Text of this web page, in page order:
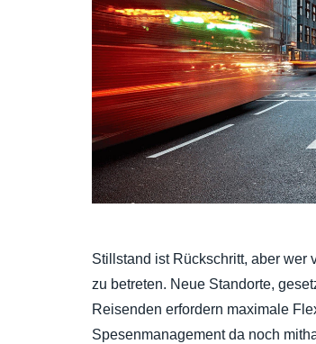
Stillstand ist Rückschritt, aber wer
zu betreten. Neue Standorte,
Reisenden erfordern maximale
Spesenmanagement da noch